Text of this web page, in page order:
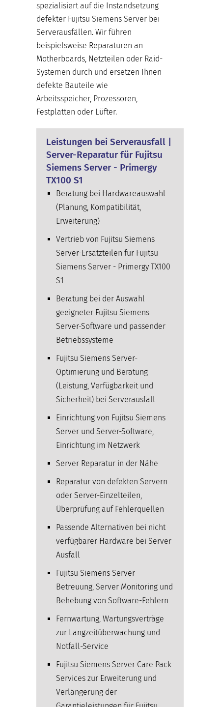
spezialisiert auf die Instandsetzung
defekter Fujitsu Siemens Server bei
Serverausfällen. Wir führen
beispielsweise Reparaturen an
Motherboards, Netzteilen oder Raid-
Systemen durch und ersetzen Ihnen
defekte Bauteile wie
Arbeitsspeicher, Prozessoren,
Festplatten oder Lüfter.
Leistungen bei Serverausfall |
Server-Reparatur für Fujitsu
Siemens Server - Primergy
TX100 S1
Beratung bei Hardwareauswahl
(Planung, Kompatibilität,
Erweiterung)
Vertrieb von Fujitsu Siemens
Server-Ersatzteilen für Fujitsu
Siemens Server - Primergy TX100
S1
Beratung bei der Auswahl
geeigneter Fujitsu Siemens
Server-Software und passender
Betriebssysteme
Fujitsu Siemens Server-
Optimierung und Beratung
(Leistung, Verfügbarkeit und
Sicherheit) bei Serverausfall
Einrichtung von Fujitsu Siemens
Server und Server-Software,
Einrichtung im Netzwerk
Server Reparatur in der Nähe
Reparatur von defekten Servern
oder Server-Einzelteilen,
Überprüfung auf Fehlerquellen
Passende Alternativen bei nicht
verfügbarer Hardware bei Server
Ausfall
Fujitsu Siemens Server
Betreuung, Server Monitoring und
Behebung von Software-Fehlern
Fernwartung, Wartungsverträge
zur Langzeitüberwachung und
Notfall-Service
Fujitsu Siemens Server Care Pack
Services zur Erweiterung und
Verlängerung der